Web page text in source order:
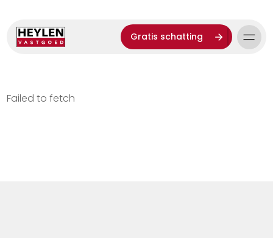
Gratis schatting
Failed to fetch